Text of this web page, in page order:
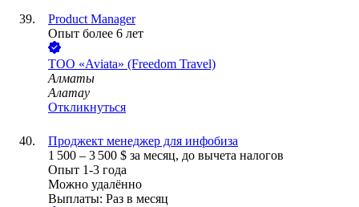
Product Manager
Опыт более 6 лет
ТОО «Aviata» (Freedom Travel)
Алматы
Алатау
Откликнуться
Проджект менеджер для инфобиза
1 500 – 3 500 $ за месяц, до вычета налогов
Опыт 1-3 года
Можно удалённо
Выплаты: Раз в месяц